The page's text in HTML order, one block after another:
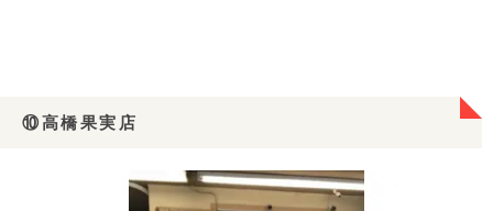
⑩高橋果実店